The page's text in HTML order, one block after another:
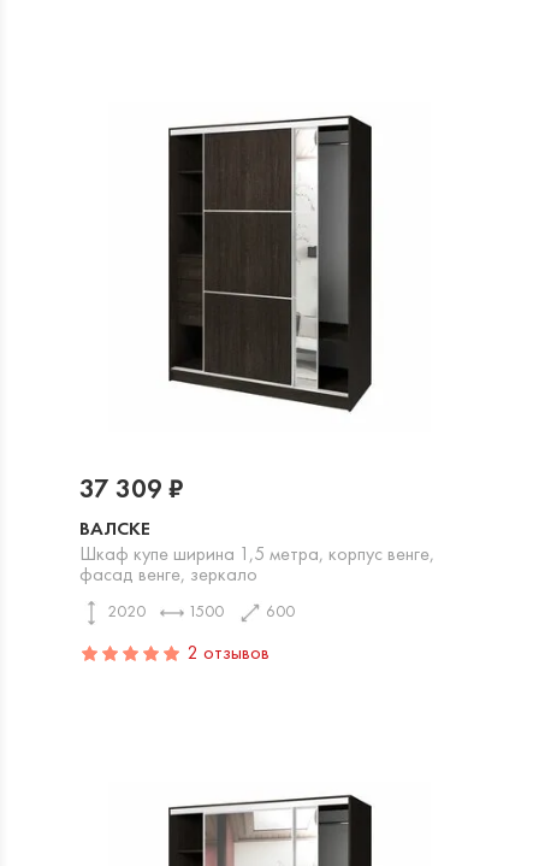
ВАЛСКЕ
Шкаф купе ширина 1,5 метра, корпус венге,
фасад венге, зеркало
2020 1500 600
37 309 ₽
2 отзывов